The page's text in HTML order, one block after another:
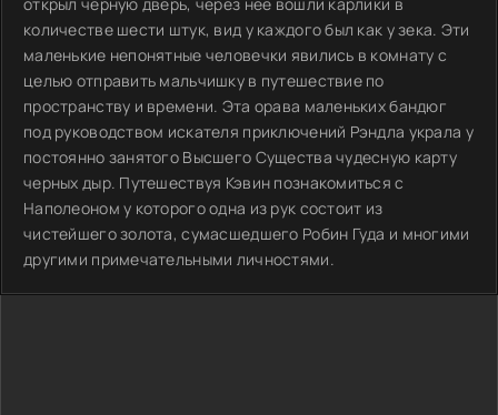
количестве шести штук, вид у каждого был как у зека. Эти
маленькие непонятные человечки явились в комнату с
целью отправить мальчишку в путешествие по
пространству и времени. Эта орава маленьких бандюг
под руководством искателя приключений Рэндла украла у
постоянно занятого Высшего Существа чудесную карту
черных дыр. Путешествуя Кэвин познакомиться с
Наполеоном у которого одна из рук состоит из
чистейшего золота, сумасшедшего Робин Гуда и многими
другими примечательными личностями.